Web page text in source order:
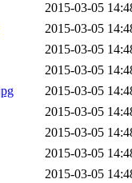
2015-03-05
2015-03-05
2015-03-05
2015-03-05
2015-03-05
2015-03-05
2015-03-05
2015-03-05
2015-03-05